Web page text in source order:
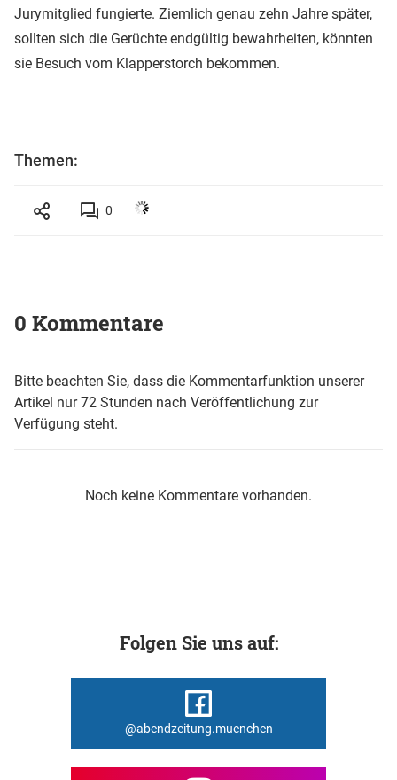
Jurymitglied fungierte. Ziemlich genau zehn Jahre später,
sollten sich die Gerüchte endgültig bewahrheiten, könnten
sie Besuch vom Klapperstorch bekommen.
Themen:
0
0 Kommentare
Bitte beachten Sie, dass die Kommentarfunktion unserer
Artikel nur 72 Stunden nach Veröffentlichung zur
Verfügung steht.
Noch keine Kommentare vorhanden.
Folgen Sie uns auf:
@abendzeitung.muenchen